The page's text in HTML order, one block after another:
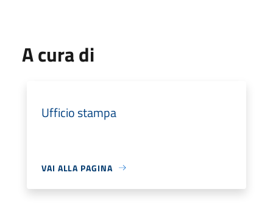
A cura di
Ufficio stampa
VAI ALLA PAGINA